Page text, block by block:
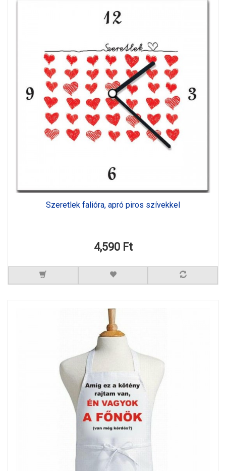
Szeretlek falióra, apró piros szívekkel
4,590 Ft